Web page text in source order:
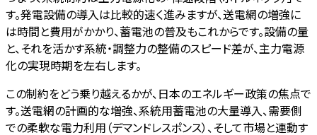
す。発電設備の導入は比較的速く進みますが、送電網の増強に
は時間と費用がかかり、蓄電池の普及もこれからです。設備の量
と、それを活かす系統・調整力の整備のスピード差が、主力電源
化の実現時期を左右します。
この制約をどう乗り越えるかが、日本のエネルギー政策の焦点で
す。送電網の計画的な増強、系統用蓄電池の大量導入、需要側
での柔軟な電力利用（デマンドレスポンス）、そして市場と連動す